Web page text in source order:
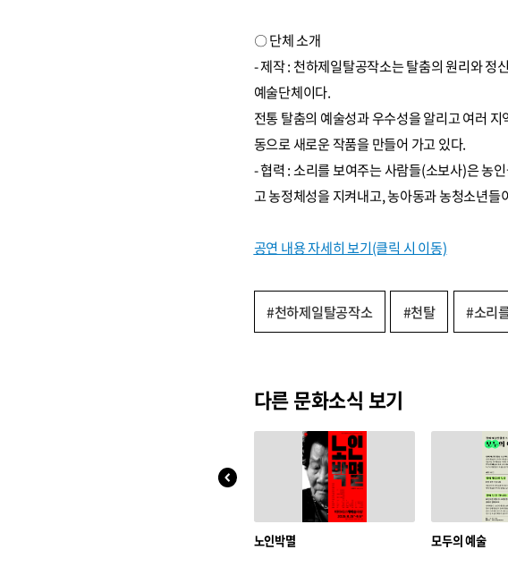
〇 단체 소개
- 제작 : 천하제일탈공작소는 탈춤의 원리와 정
예술단체이다.
전통 탈춤의 예술성과 우수성을 알리고 여러
동으로 새로운 작품을 만들어 가고 있다.
- 협력 : 소리를 보여주는 사람들(소보사)은 농
고 농정체성을 지켜내고, 농아동과 농청소년
공연 내용 자세히 보기(클릭 시 이동)
#천하제일탈공작소 #천탈 #소리
다른 문화소식 보기
노인박멸 모두의 예술